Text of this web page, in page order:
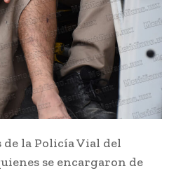
la Policía Vial del
se encargaron de